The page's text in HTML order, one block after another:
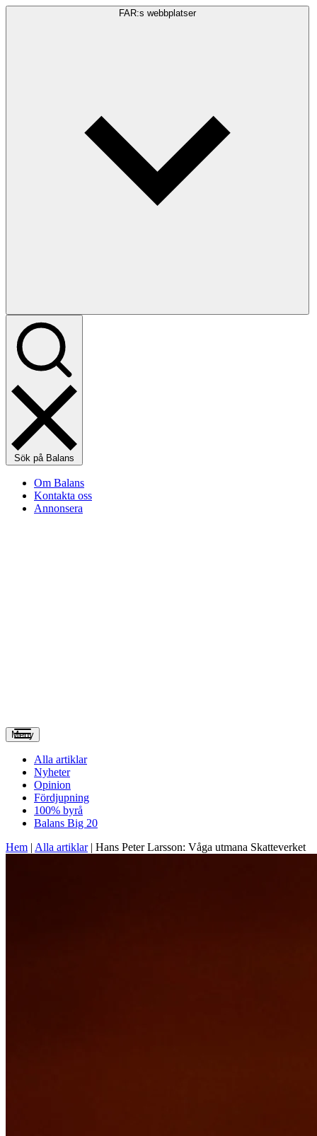
FAR:s webbplatser
Sök på Balans
Om Balans
Kontakta oss
Annonsera
Meny
Alla artiklar
Nyheter
Opinion
Fördjupning
100% byrå
Balans Big 20
Hem | Alla artiklar| Hans Peter Larsson: Våga utmana Skatteverket